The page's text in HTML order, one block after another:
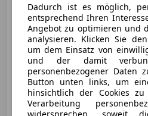
10/2016 148 917 km
Autohaus Linzer GmbH
AT-5023 Salzburg
Dadurch ist es möglich,
entsprechend Ihren
Angebot zu optimieren und
analysieren. Klicken Sie
um dem Einsatz von
und der damit
personenbezogener Daten
Button unten links, um
hinsichtlich der Cookies
Verarbeitung